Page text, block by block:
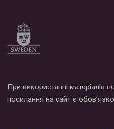
При використанні матеріалів
посилання на сайт є